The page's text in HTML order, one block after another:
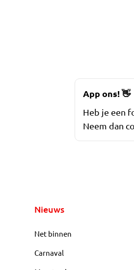
App ons!👋
Heb je een
Neem dan
Nieuws
Net binnen
Carnaval